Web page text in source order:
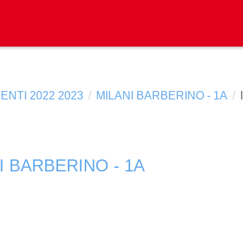
2022 2023 MILANI BARBERINO - 1A
BARBERINO - 1A